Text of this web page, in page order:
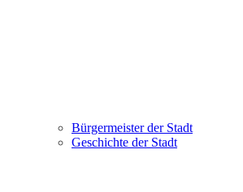
Bürgermeister der Stadt
Geschichte der Stadt